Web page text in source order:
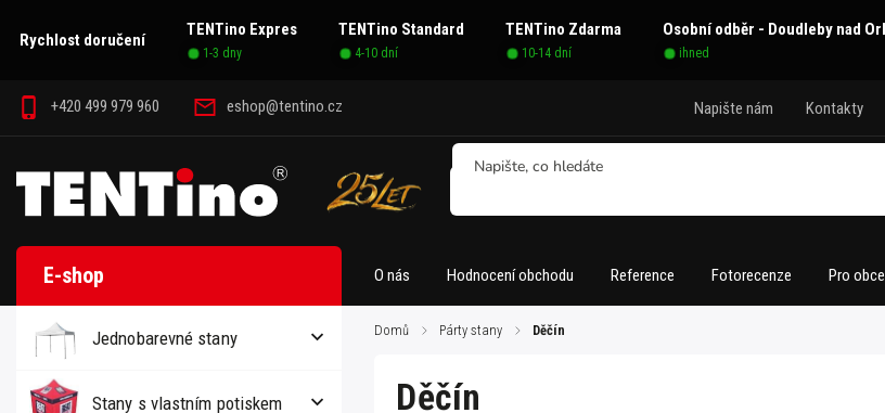
Rychlost doručení
TENTino Expres TENTino Standard TENTino Zdarma Osobní odběr - Doudleby nad
1-3 dny 4-10 dní 10-14 dní ihned
+420 499 979 960 eshop@tentino.cz Napište nám Kontakty
O nás Hodnocení obchodu Reference Fotorecenze Pro
Domů / Párty stany / Děčín
Jednobarevné stany
Stany s vlastním potiskem Děčín